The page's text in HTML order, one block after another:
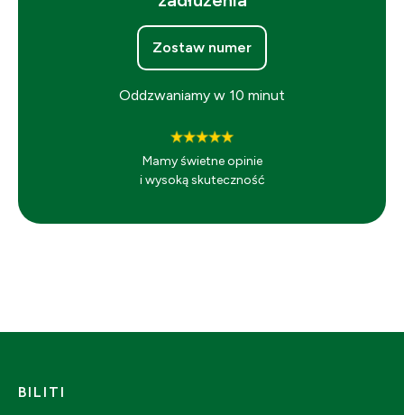
Zostaw numer
Oddzwaniamy w 10 minut
Mamy świetne opinie
i wysoką skuteczność
BILITI